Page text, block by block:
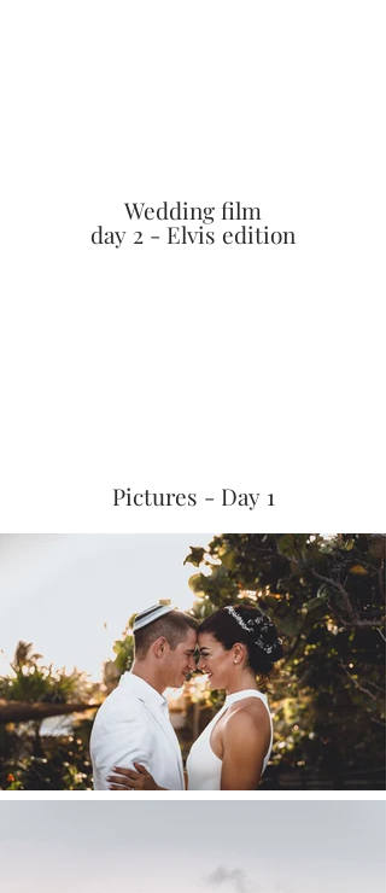
Wedding film
day 2 - Elvis edition
Pictures - Day 1